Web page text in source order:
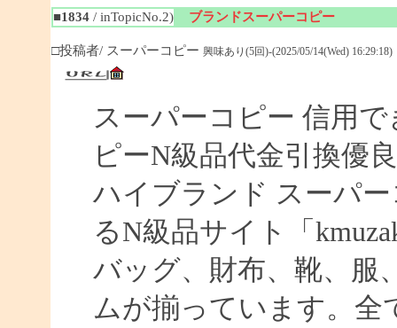
■1834/ inTopicNo.2) ブランドスーパーコピー
□投稿者/ スーパーコピー 興味あり(5回)-(2025/05/14(Wed) 16:29:18)
スーパーコピー 信用
ピーN級品代金引換優
ハイブランド スーパ
るN級品サイト「
バッグ、財布、靴、服
ムが揃っています。全